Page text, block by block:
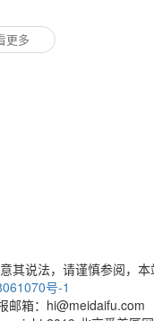
更多
说法，请谨慎参阅，本
号-1
邮箱：hi@meidaifu.com